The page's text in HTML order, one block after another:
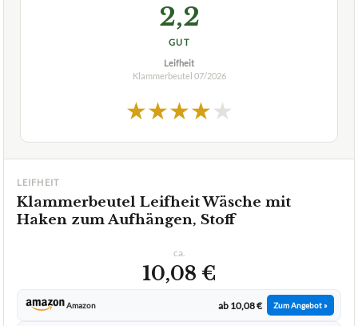
2,2
GUT
Leifheit
Klammerbeutel 07/2026
★★★★★
LEIFHEIT
Klammerbeutel Leifheit Wäsche mit
Haken zum Aufhängen, Stoff
ca.
10,08 €
Amazon ab 10,08 € Zum Angebot »